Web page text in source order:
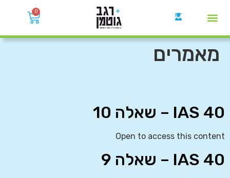
0
מאמרים
IAS 40 – שאלה 10
Open to access this content
IAS 40 – שאלה 9